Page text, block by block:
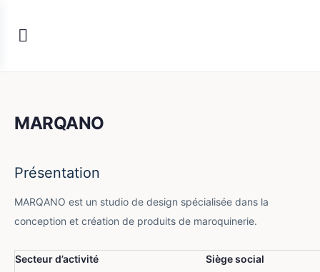
MARQANO
Présentation
MARQANO est un studio de design spécialisée dans la
conception et création de produits de maroquinerie.
Secteur d’activité Siège social